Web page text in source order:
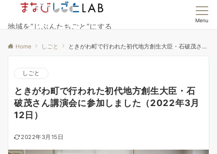
地域を”じぶんたちごと”にする
Menu
Home しごと ときがわ町で行われた初代地方創生大臣・石破茂さん講演会に参加しました（2022年3月12日）
しごと
ときがわ町で行われた初代地方創生大臣・石
破茂さん講演会に参加しました（2022年3月
12日）
2022年3月15日